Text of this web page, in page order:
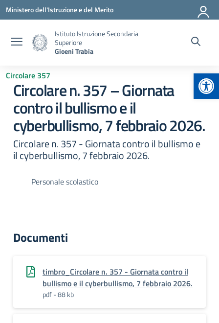
Vai ai contenuti
Vai al menu di navigazione
Vai al footer
Ministero dell'Istruzione e del Merito
Istituto Istruzione Secondaria
Superiore
Gioeni Trabia
Circolare 357
Circolare n. 357 – Giornata
contro il bullismo e il
cyberbullismo, 7 febbraio 2026.
Circolare n. 357 - Giornata contro il bullismo e
il cyberbullismo, 7 febbraio 2026.
Personale scolastico
Documenti
timbro_Circolare n. 357 - Giornata contro il
bullismo e il cyberbullismo, 7 febbraio 2026.
pdf - 88 kb